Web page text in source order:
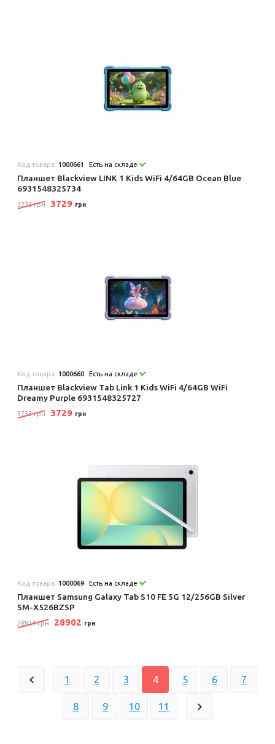
Код товара: 1000661 Есть на складе
Планшет Blackview LINK 1 Kids WiFi 4/64GB Ocean Blue
6931548325734
3733 грн 3729 грн
Код товара: 1000660 Есть на складе
Планшет Blackview Tab Link 1 Kids WiFi 4/64GB WiFi
Dreamy Purple 6931548325727
3733 грн 3729 грн
Код товара: 1000069 Есть на складе
Планшет Samsung Galaxy Tab S10 FE 5G 12/256GB Silver
SM-X526BZSP
28934 грн 28902 грн
1 2 3 4 5 6 7
8 9 10 11